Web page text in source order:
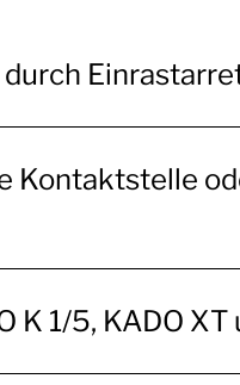
Kontaktstelle
K 1/5, KADO XT